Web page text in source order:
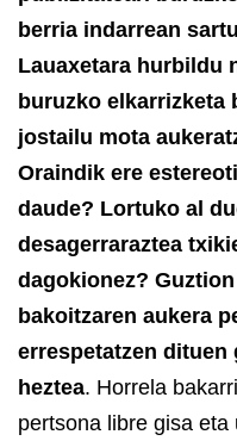
berria indarrean
Lauaxetara hurbildu
buruzko elkarrizketa
jostailu mota
Oraindik ere
daude? Lortuko al
desagerraraztea
dagokionez?
bakoitzaren aukera
errespetatzen dituen
heztea. Horrela
pertsona libre gisa